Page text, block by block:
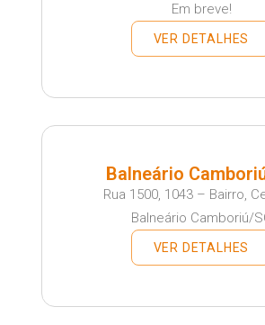
Em breve!
VER DETALHES
Balneário
Rua 1500, 1043 – Bairro,
Balneário Camboriú/
VER DETALHES